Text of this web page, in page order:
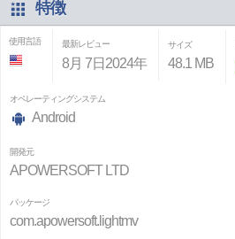
特徴
使用言語 最新レビュー
8月 7日2024年
サイズ
48.1 MB
オペレーティングシステム
Android
開発元
APOWERSOFT LTD
パッケージ
com.apowersoft.lightmv